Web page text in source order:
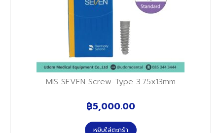
MIS SEVEN Screw-Type 3.75x13mm
฿5,000.00
หยิบใส่ตะกร้า